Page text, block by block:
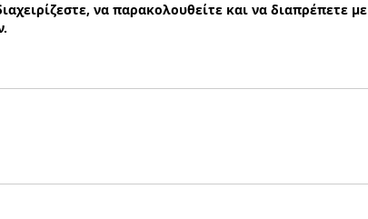
να παρακολουθείτε και να διαπρέπετε με